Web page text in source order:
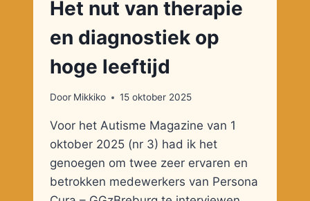
Het nut van therapie
en diagnostiek op
hoge leeftijd
Door Mikkiko 15 oktober 2025
Voor het Autisme Magazine van 1
oktober 2025 (nr 3) had ik het
genoegen om twee zeer ervaren en
betrokken medewerkers van Persona